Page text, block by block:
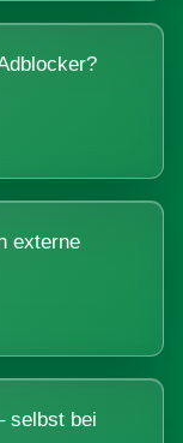
externe
selbst bei